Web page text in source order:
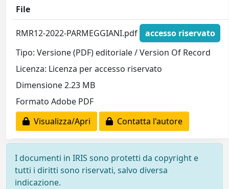
File
RMR12-2022-PARMEGGIANI.pdf
accesso riservato
Tipo: Versione (PDF) editoriale / Version Of Record
Licenza: Licenza per accesso riservato
Dimensione 2.23 MB
Formato Adobe PDF
Visualizza/Apri
Contatta l'autore
I documenti in IRIS sono protetti da copyright e
tutti i diritti sono riservati, salvo diversa
indicazione.